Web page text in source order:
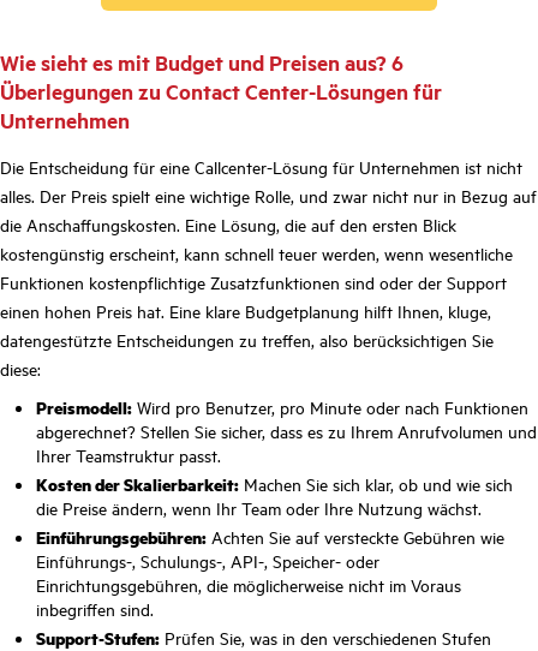
Wie sieht es mit Budget und Preisen aus? 6
Überlegungen zu Contact Center-Lösungen für
Unternehmen
Die Entscheidung für eine Callcenter-Lösung für Unternehmen ist nicht
alles. Der Preis spielt eine wichtige Rolle, und zwar nicht nur in Bezug auf
die Anschaffungskosten. Eine Lösung, die auf den ersten Blick
kostengünstig erscheint, kann schnell teuer werden, wenn wesentliche
Funktionen kostenpflichtige Zusatzfunktionen sind oder der Support
einen hohen Preis hat. Eine klare Budgetplanung hilft Ihnen, kluge,
datengestützte Entscheidungen zu treffen, also berücksichtigen Sie
diese:
Preismodell: Wird pro Benutzer, pro Minute oder nach Funktionen
abgerechnet? Stellen Sie sicher, dass es zu Ihrem Anrufvolumen und
Ihrer Teamstruktur passt.
Kosten der Skalierbarkeit: Machen Sie sich klar, ob und wie sich
die Preise ändern, wenn Ihr Team oder Ihre Nutzung wächst.
Einführungsgebühren: Achten Sie auf versteckte Gebühren wie
Einführungs-, Schulungs-, API-, Speicher- oder
Einrichtungsgebühren, die möglicherweise nicht im Voraus
inbegriffen sind.
Support-Stufen: Prüfen Sie, was in den verschiedenen Stufen